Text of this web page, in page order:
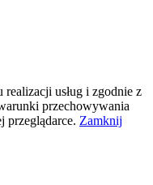
realizacji usług i zgodnie z
przechowywania
przeglądarce. Zamknij